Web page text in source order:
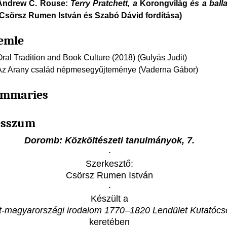
C. Rouse: Terry Pratchett, a Korongvilág és a
Rumen István és Szabó Dávid fordítása)
Tradition and Book Culture (2018) (Gulyás Judit)
Arany család népmesegyűjteménye (Vaderna Gábor)
Doromb: Közköltészeti tanulmányok, 7.
‧
Szerkesztő:
Csörsz Rumen István
‧
Készült a
magyarországi irodalom 1770–1820 Lendület
keretében